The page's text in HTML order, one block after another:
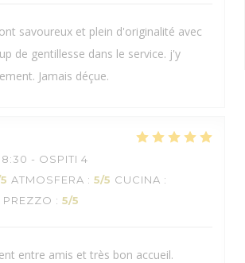
savoureux et plein d'originalité avec
de gentillesse dans le service. j'y
Jamais déçue.
- OSPITI 4
ATMOSFERA : 5/5 CUCINA :
PREZZO : 5/5
entre amis et très bon accueil.